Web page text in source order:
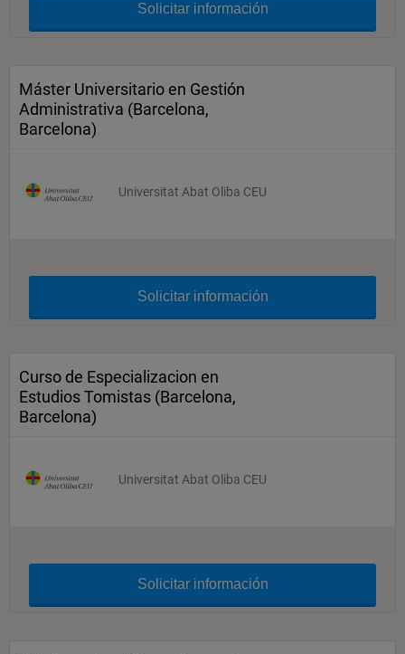
Solicitar información
Máster Universitario en Gestión
Administrativa (Barcelona,
Barcelona)
Universitat Abat Oliba CEU
Solicitar información
Curso de Especializacion en
Estudios Tomistas (Barcelona,
Barcelona)
Universitat Abat Oliba CEU
Solicitar información